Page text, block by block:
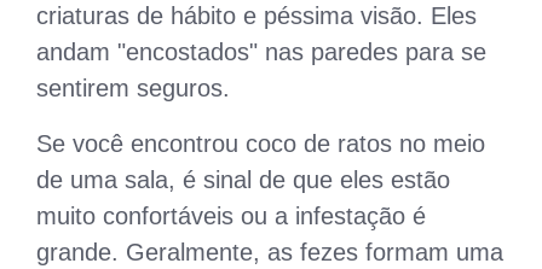
criaturas de hábito e péssima visão. Eles
andam "encostados" nas paredes para se
sentirem seguros.
Se você encontrou coco de ratos no meio
de uma sala, é sinal de que eles estão
muito confortáveis ou a infestação é
grande. Geralmente, as fezes formam uma